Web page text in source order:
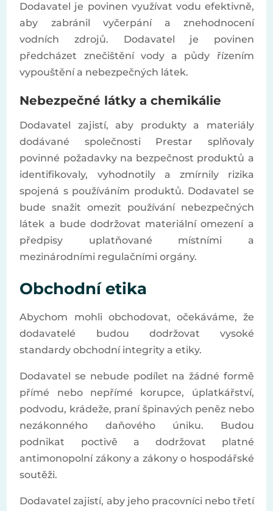
Dodavatel je povinen využívat vodu efektivně,
aby zabránil vyčerpání a znehodnocení
vodních zdrojů. Dodavatel je povinen
předcházet znečištění vody a půdy řízením
vypouštění a nebezpečných látek.
Nebezpečné látky a chemikálie
Dodavatel zajistí, aby produkty a materiály
dodávané společnosti Prestar splňovaly
povinné požadavky na bezpečnost produktů a
identifikovaly, vyhodnotily a zmírnily rizika
spojená s používáním produktů. Dodavatel se
bude snažit omezit používání nebezpečných
látek a bude dodržovat materiální omezení a
předpisy uplatňované místními a
mezinárodními regulačními orgány.
Obchodní etika
Abychom mohli obchodovat, očekáváme, že
dodavatelé budou dodržovat vysoké
standardy obchodní integrity a etiky.
Dodavatel se nebude podílet na žádné formě
přímé nebo nepřímé korupce, úplatkářství,
podvodu, krádeže, praní špinavých peněz nebo
nezákonného daňového úniku. Budou
podnikat poctivě a dodržovat platné
antimonopolní zákony a zákony o hospodářské
soutěži.
Dodavatel zajistí, aby jeho pracovníci nebo třetí